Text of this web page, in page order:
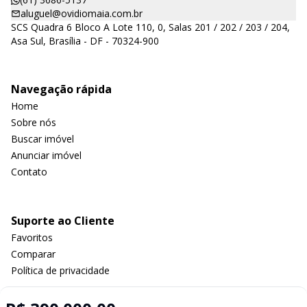
aluguel@ovidiomaia.com.br
SCS Quadra 6 Bloco A Lote 110, 0, Salas 201 / 202 / 203 / 204,
Asa Sul, Brasília - DF - 70324-900
Navegação rápida
Home
Sobre nós
Buscar imóvel
Anunciar imóvel
Contato
Suporte ao Cliente
Favoritos
Comparar
Política de privacidade